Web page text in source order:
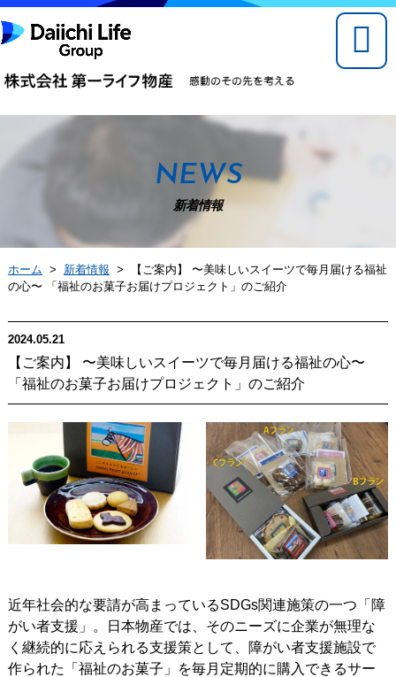
NEWS
新着情報
ホーム > 新着情報 > 【ご案内】 〜美味しいスイーツで毎月届ける福祉
の心〜 「福祉のお菓子お届けプロジェクト」のご紹介
2024.05.21
【ご案内】 〜美味しいスイーツで毎月届ける福祉の心〜
「福祉のお菓子お届けプロジェクト」のご紹介
近年社会的な要請が高まっているSDGs関連施策の一つ「障
がい者支援」。日本物産では、そのニーズに企業が無理な
く継続的に応えられる支援策として、障がい者支援施設で
作られた「福祉のお菓子」を毎月定期的に購入できるサー